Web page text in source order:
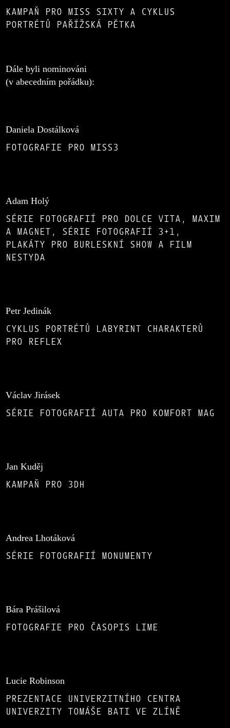
KAMPAŇ PRO MISS SIXTY A CYKLUS
PORTRÉTŮ PAŘÍŽSKÁ PĚTKA
Dále byli nominováni
(v abecedním pořádku):
Daniela Dostálková
FOTOGRAFIE PRO MISS3
Adam Holý
SÉRIE FOTOGRAFIÍ PRO DOLCE VITA, MAXIM
A MAGNET, SÉRIE FOTOGRAFIÍ 3+1,
PLAKÁTY PRO BURLESKNÍ SHOW A FILM
NESTYDA
Petr Jedinák
CYKLUS PORTRÉTŮ LABYRINT CHARAKTERŮ
PRO REFLEX
Václav Jirásek
SÉRIE FOTOGRAFIÍ AUTA PRO KOMFORT MAG
Jan Kuděj
KAMPAŇ PRO 3DH
Andrea Lhotáková
SÉRIE FOTOGRAFIÍ MONUMENTY
Bára Prášilová
FOTOGRAFIE PRO ČASOPIS LIME
Lucie Robinson
PREZENTACE UNIVERZITNÍHO CENTRA
UNIVERZITY TOMÁŠE BATI VE ZLÍNĚ